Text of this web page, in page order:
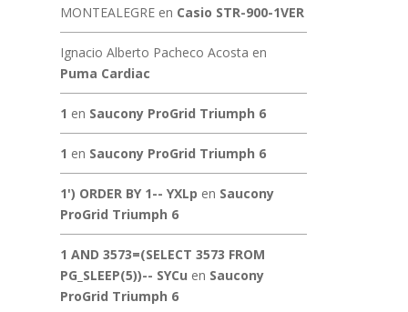
MONTEALEGREen Casio STR-900-1VER
Ignacio Alberto Pacheco Acosta en
Puma Cardiac
1 en Saucony ProGrid Triumph 6
1 en Saucony ProGrid Triumph 6
1') ORDER BY 1-- YXLp en Saucony
ProGrid Triumph 6
1 AND 3573=(SELECT 3573 FROM
PG_SLEEP(5))-- SYCu en Saucony
ProGrid Triumph 6